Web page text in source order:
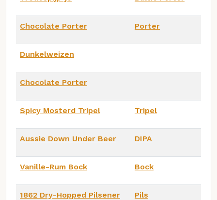
Chocolate Porter Porter
Dunkelweizen
Chocolate Porter
Spicy Mosterd Tripel Tripel
Aussie Down Under Beer DIPA
Vanille-Rum Bock Bock
1862 Dry-Hopped Pilsener Pils